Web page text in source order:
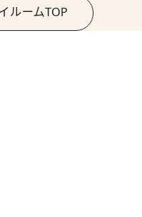
ルームTOP